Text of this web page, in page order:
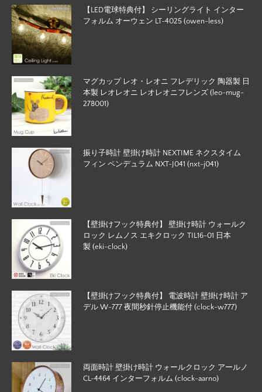
【LED電球特典付】 シーリングライト インター
フォルム オーウェン LT-4025 (owen-less)
マグカップ レオ・レオニ フレデリック 陶器製 日
本製 レオレオニ レオレオニフレンズ (leo-mug-
278001)
振り子時計 壁掛け時計 NEXTIME ネクスタイム
フィン ペンデュラム NXT-J041 (nxt-j041)
【壁掛けフック特典付】 壁掛け時計 ウォールク
ロック レムノス エキクロック TIL16-01 日本
製 (eki-clock)
【壁掛けフック特典付】 電波時計 壁掛け時計 ア
デル W-777 夜間秒針停止機能付 (clock-w777)
両面時計 壁掛け時計 ウォールクロック アールノ
CL-4464 インターフォルム (clock-aarno)